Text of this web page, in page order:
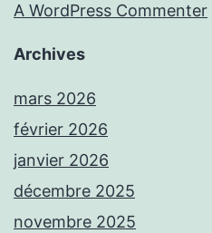
A WordPress Commenter
Archives
mars 2026
février 2026
janvier 2026
décembre 2025
novembre 2025